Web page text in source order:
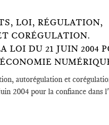
LOI, RÉGULATION,
CORÉGULATION.
LOI DU 21 JUIN 2004
autorégulation et
2004 pour la confiance dans